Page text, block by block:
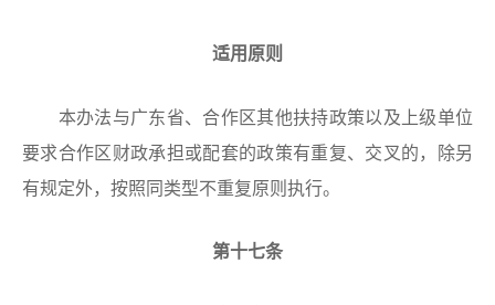
适用原则
本办法与广东省、合作区其他扶持政策以及上级单位
要求合作区财政承担或配套的政策有重复、交叉的，除另
有规定外，按照同类型不重复原则执行。
第十七条